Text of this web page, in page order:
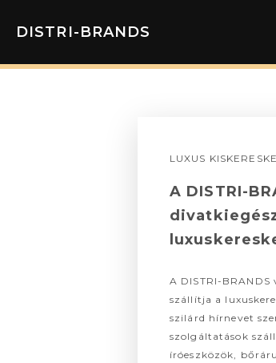
DISTRI-BRANDS
LUXUS
A DISTRI-
A DISTRI-
szállítja a
szilárd hírnevet
szolgáltatások
íróeszközök,